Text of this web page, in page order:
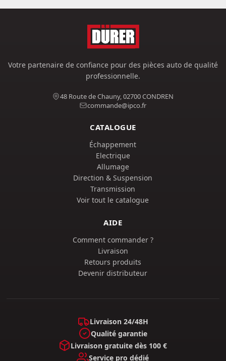
Votre partenaire de confiance pour des pièces auto de qualité
professionnelle.
48 Route de Chauny, 02700 CONDREN
commande@ipco.fr
CATALOGUE
Échappement
Electrique
Allumage
Direction & Suspension
Transmission
Voir tout le catalogue
AIDE
Comment commander ?
Livraison
Retours produits
Devenir distributeur
Livraison 24/48H
Qualité garantie
Livraison gratuite dès 100 €
Service pro dédié